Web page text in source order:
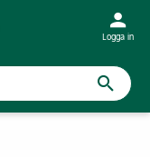
Logga in